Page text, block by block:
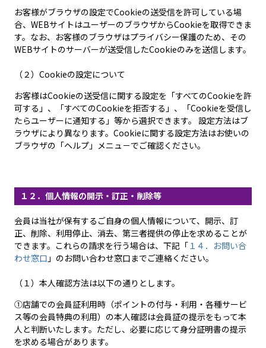
お客様がブラウザの設定でCookieの送受信を許可している場
合、WEBサイトはユーザーのブラウザからCookieを取得できま
す。なお、お客様のブラウザはプライバシー保護のため、その
WEBサイトのサーバーが送受信したCookieのみを送信します。
（２）Cookieの設定について
お客様はCookieの送受信に関する設定を「すべてのCookieを許
可する」、「すべてのCookieを拒否する」、「Cookieを受信し
たらユーザーに通知する」等から選択できます。 設定方法はブ
ラウザにより異なります。Cookieに関する設定方法はお使いの
ブラウザの「ヘルプ」メニュ－でご確認ください。
１２．個人情報の開示・訂正・削除等
会員は当社が保有するご自身の個人情報について、開示、訂
正、削除、利用停止、消去、第三者提供の停止を求めることが
できます。これらの請求を行う場合は、下記「１４．お問い合
わせ窓口 」のお問い合わせ窓口までご連絡ください。
（１）本人確認方法は以下の通りとします。
①店舗での会員証利用時（ポイントの付与・利用・各種サービ
ス等の会員特典の利用）の本人確認は会員証の提示をもって本
人と判断いたします。ただし、必要に応じて身分証明書の提示
を求める場合があります。